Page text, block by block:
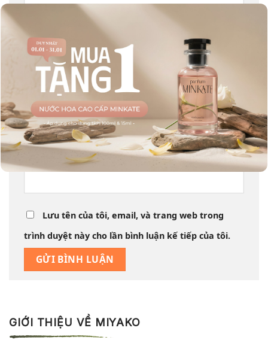
Tên*
Email*
Trang web
Lưu tên của tôi, email, và trang web trong
trình duyệt này cho lần bình luận kế tiếp của tôi.
GIỚI THIỆU VỀ MIYAKO